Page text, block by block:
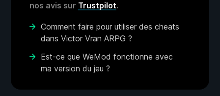
nos avis sur Trustpilot.
Comment faire pour utiliser des cheats
dans Victor Vran ARPG ?
Est-ce que WeMod fonctionne avec
ma version du jeu ?